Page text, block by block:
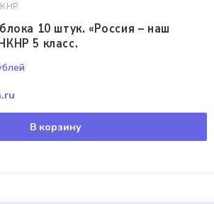
10 штук. «Россия – наш
5 класс.
В корзину